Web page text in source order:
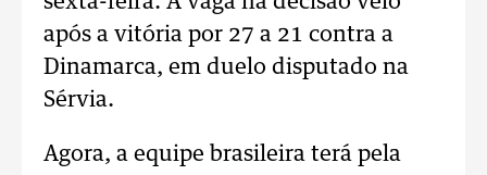
após a vitória por 27 a 21 contra a
Dinamarca, em duelo disputado na
Sérvia.
Agora, a equipe brasileira terá pela